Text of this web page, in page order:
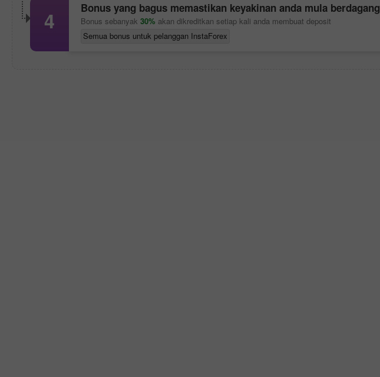
4 Bonus yang bagus memastikan keyakinan anda mula berdagang
Bonus sebanyak 30% akan dikreditkan setiap kali anda membuat deposit
Semua bonus untuk pelanggan InstaForex